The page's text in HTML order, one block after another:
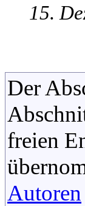
15.
Der
freien
Autoren